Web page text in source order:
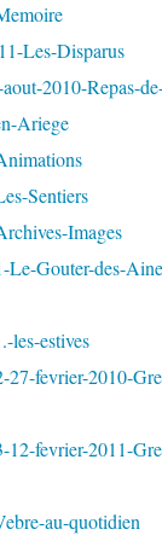
Les-Disparus
2010-Repas-
Ariege
Sentiers
Images
Le-Gouter-des-
les-estives
27-fevrier-2010-
12-fevrier-2011-
au-quotidien